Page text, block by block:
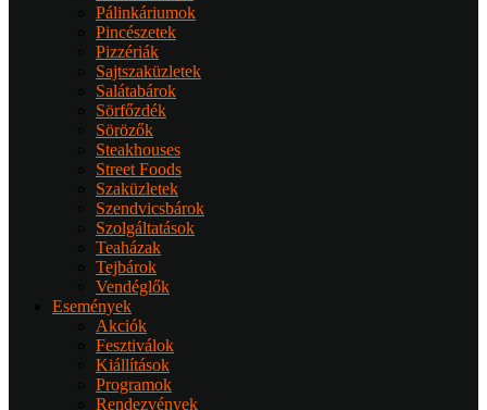
Pálinkáriumok
Pincészetek
Pizzériák
Sajtszaküzletek
Salátabárok
Sörfőzdék
Sörözők
Steakhouses
Street Foods
Szaküzletek
Szendvicsbárok
Szolgáltatások
Teaházak
Tejbárok
Vendéglők
Események
Akciók
Fesztiválok
Kiállítások
Programok
Rendezvények